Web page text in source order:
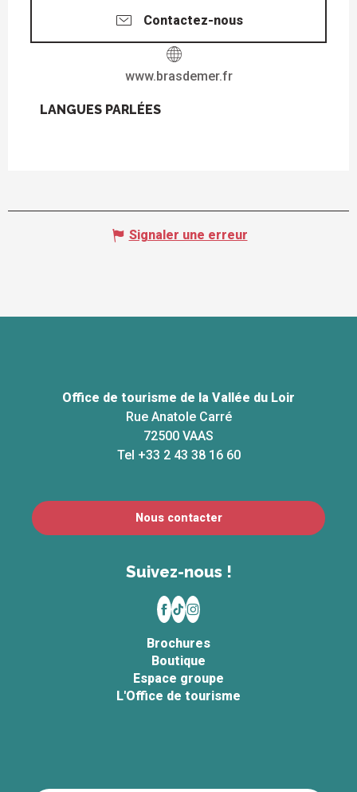
Contactez-nous
www.brasdemer.fr
LANGUES PARLÉES
LANGUES PARLÉES
Signaler une erreur
Office de tourisme de la Vallée du Loir
Rue Anatole Carré
72500 VAAS
Tel +33 2 43 38 16 60
Nous contacter
Suivez-nous !
Brochures
Boutique
Espace groupe
L'Office de tourisme